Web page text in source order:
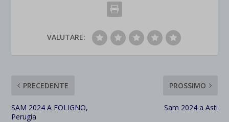
VALUTARE:
PRECEDENTE
SAM 2024 A FOLIGNO,
Perugia
PROSSIMO
Sam 2024 a Asti